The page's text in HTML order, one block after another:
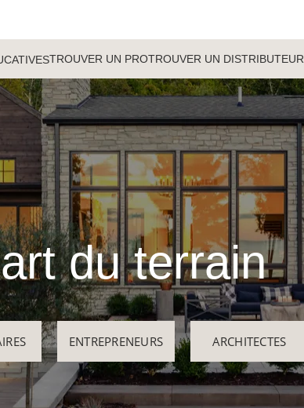
TROUVER UN PROTROUVER UN DISTRIBUTEUR
du terrain
ENTREPRENEURS ARCHITECTES